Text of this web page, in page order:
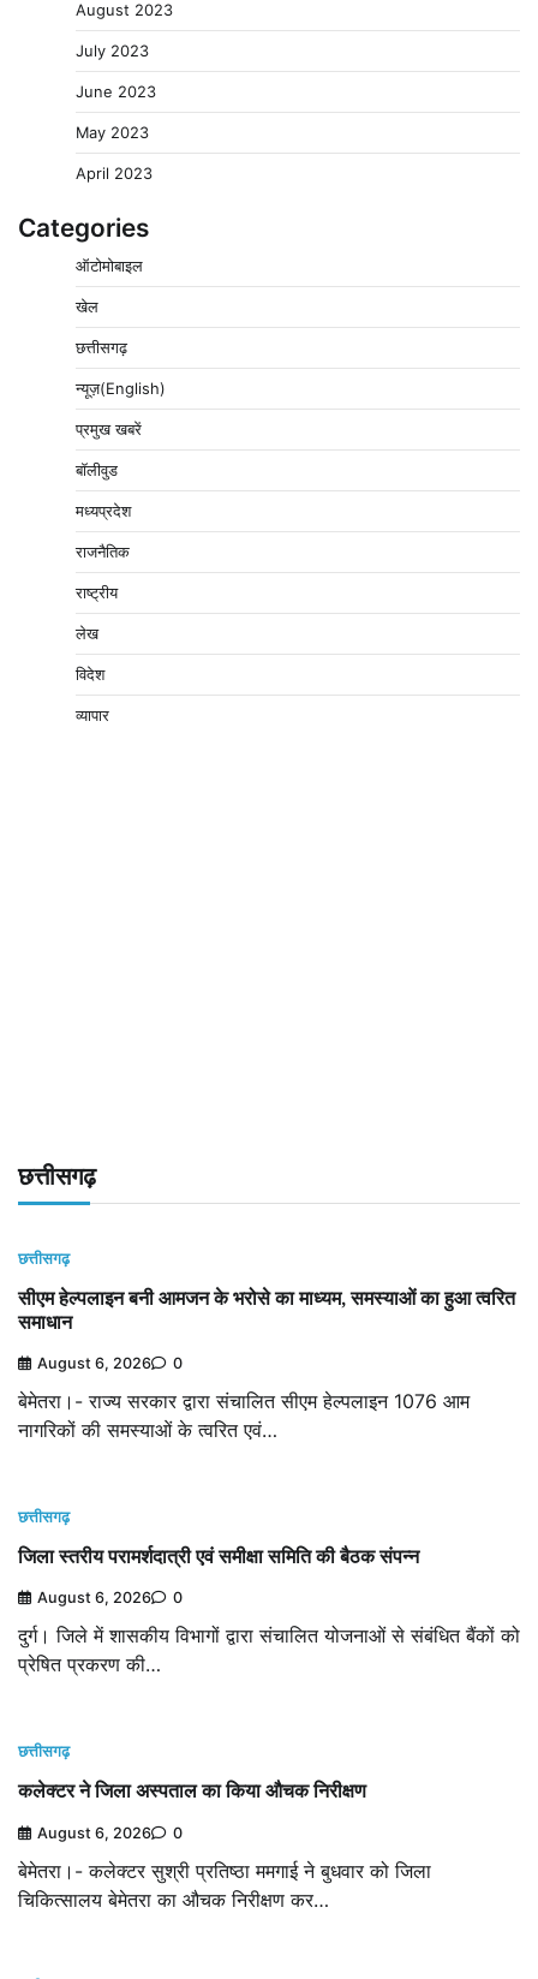
August 2023
July 2023
June 2023
May 2023
April 2023
Categories
ऑटोमोबाइल
खेल
छत्तीसगढ़
न्यूज़(English)
प्रमुख खबरें
बॉलीवुड
मध्यप्रदेश
राजनैतिक
राष्ट्रीय
लेख
विदेश
व्यापार
छत्तीसगढ़
छत्तीसगढ़
सीएम हेल्पलाइन बनी आमजन के भरोसे का माध्यम, समस्याओं का हुआ त्वरित
समाधान
August 6, 2026 0
बेमेतरा।- राज्य सरकार द्वारा संचालित सीएम हेल्पलाइन 1076 आम
नागरिकों की समस्याओं के त्वरित एवं…
छत्तीसगढ़
जिला स्तरीय परामर्शदात्री एवं समीक्षा समिति की बैठक संपन्न
August 6, 2026 0
दुर्ग। जिले में शासकीय विभागों द्वारा संचालित योजनाओं से संबंधित बैंकों को
प्रेषित प्रकरण की…
छत्तीसगढ़
कलेक्टर ने जिला अस्पताल का किया औचक निरीक्षण
August 6, 2026 0
बेमेतरा।- कलेक्टर सुश्री प्रतिष्ठा ममगाई ने बुधवार को जिला
चिकित्सालय बेमेतरा का औचक निरीक्षण कर…